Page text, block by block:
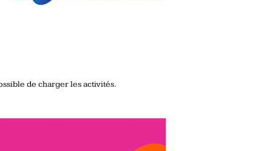
de charger les activités.